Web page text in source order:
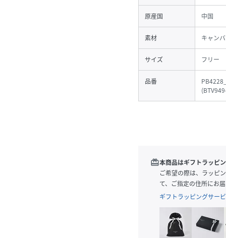
原産国 中国
素材 キャン
サイズ フリー
品番
(
redeem本商品はギフトラッピ
ご希望の際は、ラッピ
て、ご指定の住所にお
ギフトラッピングサー